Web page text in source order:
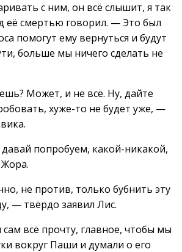
с ним, он всё слышит, я так
её смертью говорил. — Это был
помогут ему вернуться и будут
больше мы ничего сделать не
Может, и не всё. Ну, дайте
хуже-то не будет уже, —
попробуем, какой-никакой,
не против, только бубнить эту
— твёрдо заявил Лис.
всё прочту, главное, чтобы мы
вокруг Паши и думали о его